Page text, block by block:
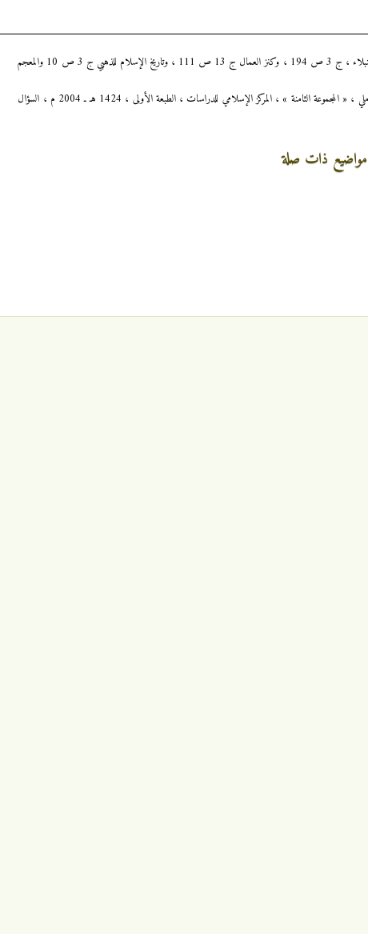
المستدرك ج 4 ص 398 في حديث صحيح على شرط الشيخين ، وسيرة أعلام النبلاء ، ج 3 ص 194 ، وكنز العمال ج 13 ص 111 ، وتاريخ الإسلام للذهبي ج 3 ص 10 والمعجم
مختصر مفيد . . ( أسئلة وأجوبة في الدين والعقيدة ) ، السيد جعفر مرتضى العاملي ، « المجموعة الثامنة » ، المركز الإسلامي للدراسات ، الطبعة الأولى ، 1424 هـ ـ 2004 م ، السؤال
مواضيع ذات صلة